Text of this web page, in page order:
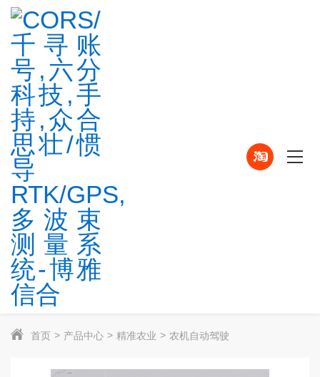
首页 产品中心 精准农业 农机自动驾驶